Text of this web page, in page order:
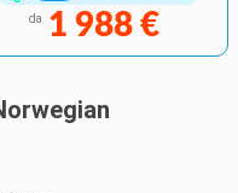
da 1 988 €